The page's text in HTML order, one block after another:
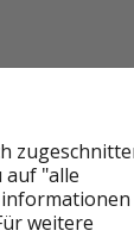
auf "alle
weitere